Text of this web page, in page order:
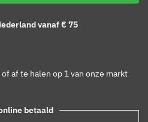
vanaf € 75
af te halen op 1 van onze markt
betaald